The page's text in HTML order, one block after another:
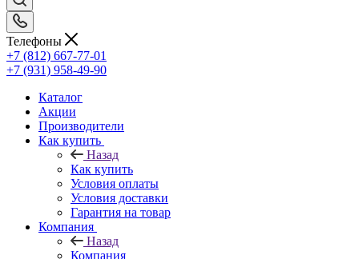
Телефоны
+7 (812) 667-77-01
+7 (931) 958-49-90
Каталог
Акции
Производители
Как купить
Назад
Как купить
Условия оплаты
Условия доставки
Гарантия на товар
Компания
Назад
Компания